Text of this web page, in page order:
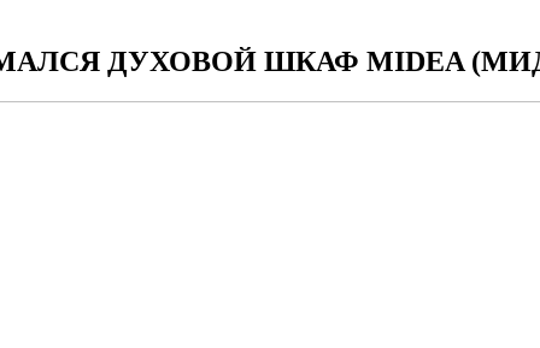
ДУХОВОЙ ШКАФ MIDEA